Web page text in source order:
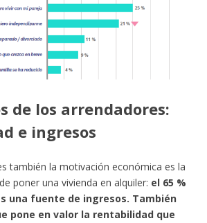
de los arrendadores:
e ingresos
también la motivación económica es la
poner una vivienda en alquiler: el 65 %
una fuente de ingresos. También
pone en valor la rentabilidad que